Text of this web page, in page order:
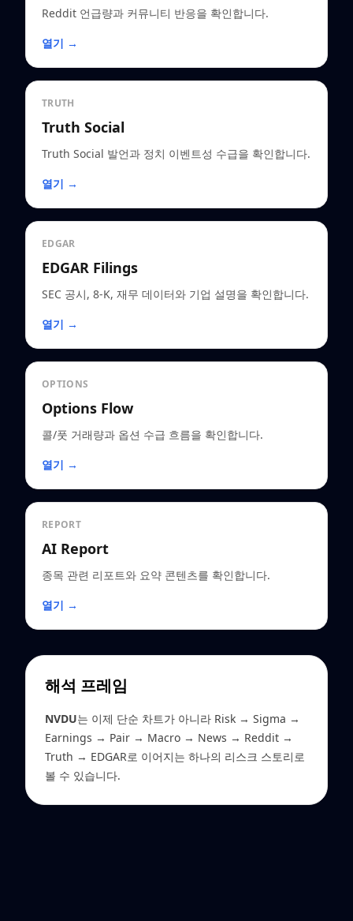
Reddit 언급량과 커뮤니티 반응을 확인합니다.
열기 →
TRUTH
Truth Social
Truth Social 발언과 정치 이벤트성 수급을 확인합니다.
열기 →
EDGAR
EDGAR Filings
SEC 공시, 8-K, 재무 데이터와 기업 설명을 확인합니다.
열기 →
OPTIONS
Options Flow
콜/풋 거래량과 옵션 수급 흐름을 확인합니다.
열기 →
REPORT
AI Report
종목 관련 리포트와 요약 콘텐츠를 확인합니다.
열기 →
해석 프레임
NVDU는 이제 단순 차트가 아니라 Risk → Sigma →
Earnings → Pair → Macro → News → Reddit →
Truth → EDGAR로 이어지는 하나의 리스크 스토리로
볼 수 있습니다.